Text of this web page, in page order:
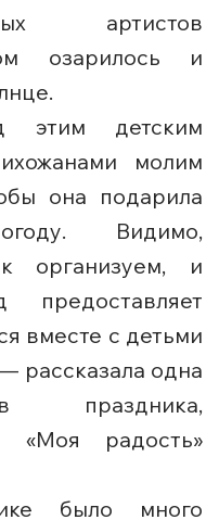
артистов
озарилось и
этим детским
молим
она подарила
Видимо,
организуем, и
вместе с детьми
рассказала одна
праздника,
«Моя радость»
было много